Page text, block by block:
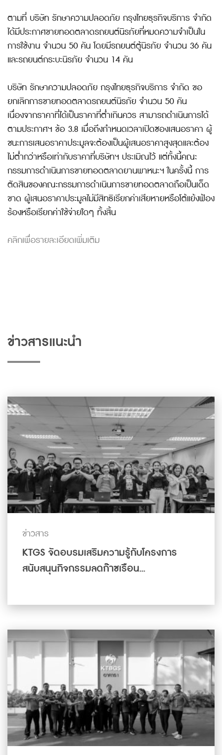
ตามที่ บริษัท รักษาความปลอดภัย กรุงไทยธุรกิจบริการ จำกัด
ได้มีประกาศขายทอดตลาดรถยนต์นิรภัยที่หมดความจำเป็นใน
การใช้งาน จำนวน 50 คัน โดยมีรถยนต์ตู้นิรภัย จำนวน 36 คัน
และรถยนต์กระบะนิรภัย จำนวน 14 คัน
บริษัท รักษาความปลอดภัย กรุงไทยธุรกิจบริการ จำกัด ขอ
ยกเลิกการขายทอดตลาดรถยนต์นิรภัย จำนวน 50 คัน
เนื่องจากราคาที่ได้เป็นราคาที่ต่ำเกินควร สามารถดำเนินการได้
ตามประกาศฯ ข้อ 3.8 เมื่อถึงกำหนดเวลาเปิดซองเสนอราคา ผู้
ชนะการเสนอราคาประมูลจะต้องเป็นผู้เสนอราคาสูงสุดและต้อง
ไม่ต่ำกว่าหรือเท่ากับราคาที่บริษัทฯ ประเมิณไว้ แต่ทั้งนี้คณะ
กรรมการดำเนินการขายทอดตลาดยานพาหนะฯ ในครั้งนี้ การ
ตัดสินของคณะกรรมการดำเนินการขายทอดตลาดถือเป็นเด็ด
ขาด ผู้เสนอราคาประมูลไม่มีสิทธิเรียกค่าเสียหายหรือโต้แย้งฟ้อง
ร้องหรือเรียกค่าใช้จ่ายใดๆ ทั้งสิ้น
คลิกเพื่อรายละเอียดเพิ่มเติม
ข่าวสารแนะนำ
ข่าวสาร
KTGS จัดอบรมเสริมความรู้กับโครงการ
สนับสนุนกิจกรรมลดก๊าซเรือน...